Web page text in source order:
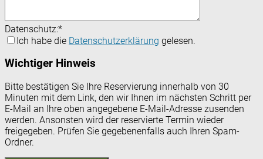
Datenschutz:*
Ich habe die Datenschutzerklärung gelesen.
Wichtiger Hinweis
Bitte bestätigen Sie Ihre Reservierung innerhalb von 30
Minuten mit dem Link, den wir Ihnen im nächsten Schritt per
E-Mail an Ihre oben angegebene E-Mail-Adresse zusenden
werden. Ansonsten wird der reservierte Termin wieder
freigegeben. Prüfen Sie gegebenenfalls auch Ihren Spam-
Ordner.